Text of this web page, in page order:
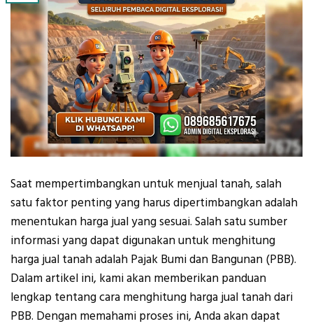
Saat mempertimbangkan untuk menjual tanah, salah
satu faktor penting yang harus dipertimbangkan adalah
menentukan harga jual yang sesuai. Salah satu sumber
informasi yang dapat digunakan untuk menghitung
harga jual tanah adalah Pajak Bumi dan Bangunan (PBB).
Dalam artikel ini, kami akan memberikan panduan
lengkap tentang cara menghitung harga jual tanah dari
PBB. Dengan memahami proses ini, Anda akan dapat